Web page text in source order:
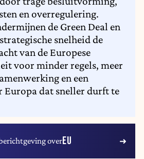
en overregulering.
de Green Deal en
snelheid de
van de Europese
voor minder regels, meer
en een
Europa dat sneller durft te
overEU